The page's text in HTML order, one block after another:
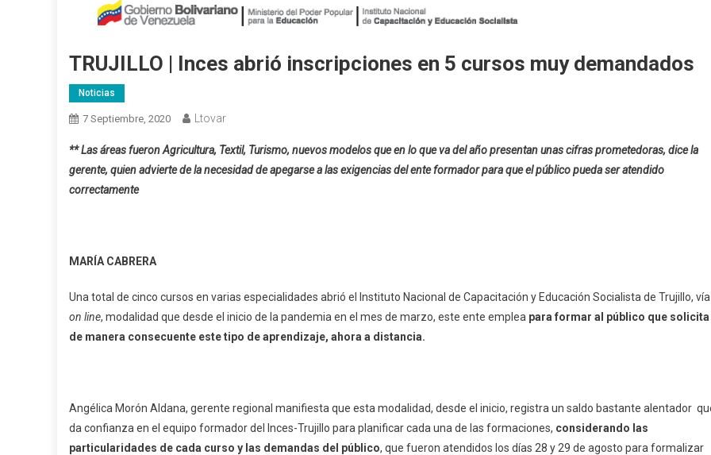
TRUJILLO | Inces abrió inscripciones en 5 cursos muy demandados
Noticias
7 Septiembre, 2020 Ltovar
** Las áreas fueron Agricultura, Textil, Turismo, nuevos modelos que en lo que va del año presentan unas cifras prometedoras, dice la
gerente, quien advierte de la necesidad de apegarse a las exigencias del ente formador para que el público pueda ser atendido
correctamente
MARÍA CABRERA
Una total de cinco cursos en varias especialidades abrió el Instituto Nacional de Capacitación y Educación Socialista de Trujillo, vía
on line, modalidad que desde el inicio de la pandemia en el mes de marzo, este ente emplea para formar al público que solicita
de manera consecuente este tipo de aprendizaje, ahora a distancia.
Angélica Morón Aldana, gerente regional manifiesta que esta modalidad, desde el inicio, registra un saldo bastante alentador
da confianza en el equipo formador del Inces-Trujillo para planificar cada una de las formaciones, considerando las
particularidades de cada curso y las demandas del público, que fueron atendidos los días 28 y 29 de agosto para formalizar